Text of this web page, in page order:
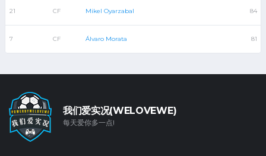
21 CF Mikel Oyarzabal 84
7 CF Álvaro Morata 81
我们爱实况(WELOVEWE)
每天爱你多一点!